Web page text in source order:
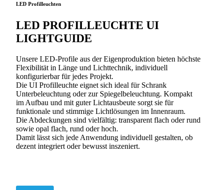
LED Profilleuchten
LED PROFILLEUCHTE UI
LIGHTGUIDE
Unsere LED-Profile aus der Eigenproduktion bieten höchste
Flexibilität in Länge und Lichttechnik, individuell
konfigurierbar für jedes Projekt.
Die UI Profilleuchte eignet sich ideal für Schrank
Unterbeleuchtung oder zur Spiegelbeleuchtung. Kompakt
im Aufbau und mit guter Lichtausbeute sorgt sie für
funktionale und stimmige Lichtlösungen im Innenraum.
Die Abdeckungen sind vielfältig: transparent flach oder rund
sowie opal flach, rund oder hoch.
Damit lässt sich jede Anwendung individuell gestalten, ob
dezent integriert oder bewusst inszeniert.